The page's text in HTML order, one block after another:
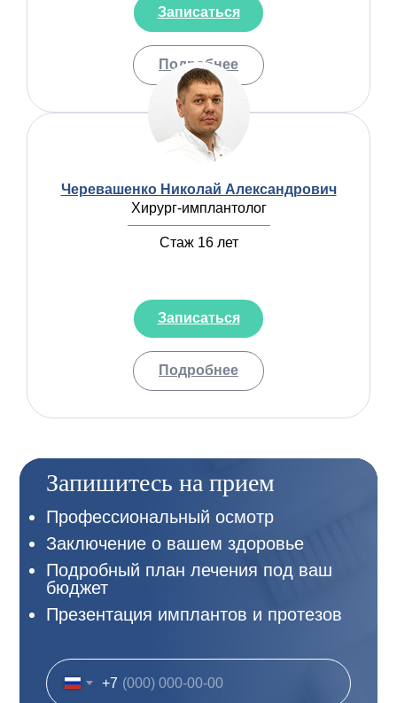
Подробнее
Записаться
Черевашенко Николай Александрович
Хирург-имплантолог
Стаж 16 лет
Подробнее
Записаться
Запишитесь на прием
Профессиональный осмотр
Заключение о вашем здоровье
Подробный план лечения под ваш
бюджет
Презентация имплантов и протезов
+7